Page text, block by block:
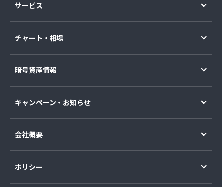
サービス
チャート・相場
暗号資産情報
キャンペーン・お知らせ
会社概要
ポリシー